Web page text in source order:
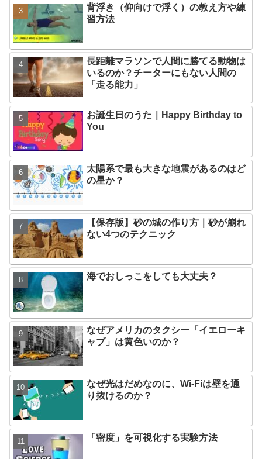
背浮き（仰向けで浮く）の教え方や練
習方法
長距離マラソンで人間に勝てる動物は
いるのか？チーターにもない人間の
「走る能力」
お誕生日のうた｜Happy Birthday to
You
太陽系で最も大きな地震があるのはど
の星か？
【保存版】砂の城の作り方｜砂が崩れ
ない4つのテクニック
海でおしっこをしても大丈夫？
なぜアメリカのタクシー「イエローキ
ャブ」は黄色いのか？
なぜ光はだめなのに、Wi-Fiは壁を通
り抜けるのか？
「密度」を可視化する実験方法